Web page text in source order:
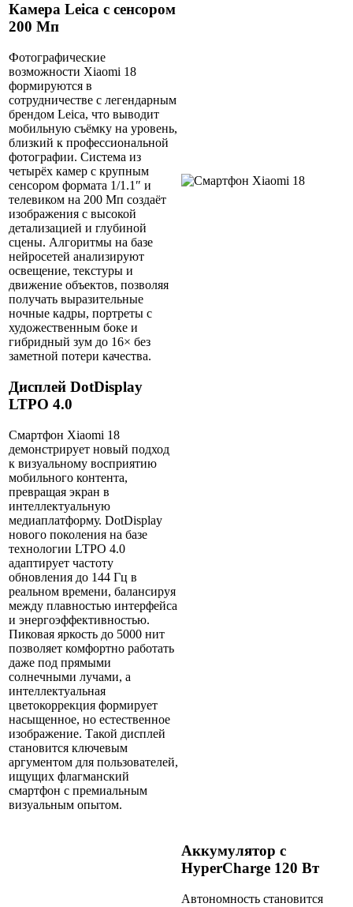
Камера Leica с сенсором
200 Мп
Фотографические
возможности Xiaomi 18
формируются в
сотрудничестве с легендарным
брендом Leica, что выводит
мобильную съёмку на уровень,
близкий к профессиональной
фотографии. Система из
четырёх камер с крупным
сенсором формата 1/1.1″ и
телевиком на 200 Мп создаёт
изображения с высокой
детализацией и глубиной
сцены. Алгоритмы на базе
нейросетей анализируют
освещение, текстуры и
движение объектов, позволяя
получать выразительные
ночные кадры, портреты с
художественным боке и
гибридный зум до 16× без
заметной потери качества.
Дисплей DotDisplay
LTPO 4.0
Смартфон Xiaomi 18
демонстрирует новый подход
к визуальному восприятию
мобильного контента,
превращая экран в
интеллектуальную
медиаплатформу. DotDisplay
нового поколения на базе
технологии LTPO 4.0
адаптирует частоту
обновления до 144 Гц в
реальном времени, балансируя
между плавностью интерфейса
и энергоэффективностью.
Пиковая яркость до 5000 нит
позволяет комфортно работать
даже под прямыми
солнечными лучами, а
интеллектуальная
цветокоррекция формирует
насыщенное, но естественное
изображение. Такой дисплей
становится ключевым
аргументом для пользователей,
ищущих флагманский
смартфон с премиальным
визуальным опытом.
Аккумулятор с
HyperCharge 120 Вт
Автономность становится